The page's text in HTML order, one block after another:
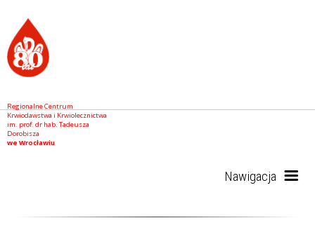
Regionalne Centrum
Krwiodawstwa i Krwiolecznictwa
im. prof. dr hab. Tadeusza
Dorobisza
we Wrocławiu
Nawigacja